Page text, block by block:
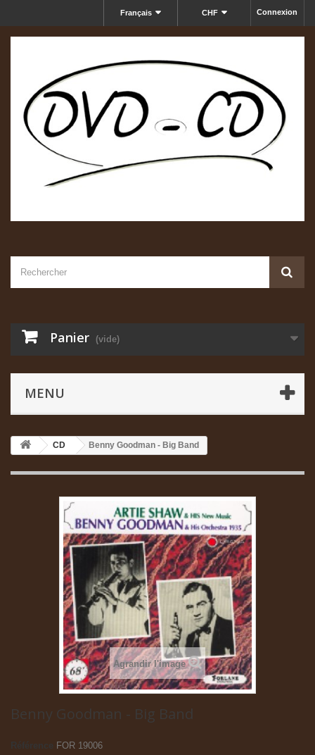
Connexion
CHF
Français
Panier (vide)
MENU
CD Benny Goodman - Big Band
Agrandir l'image
Benny Goodman - Big Band
Référence
FOR 19006